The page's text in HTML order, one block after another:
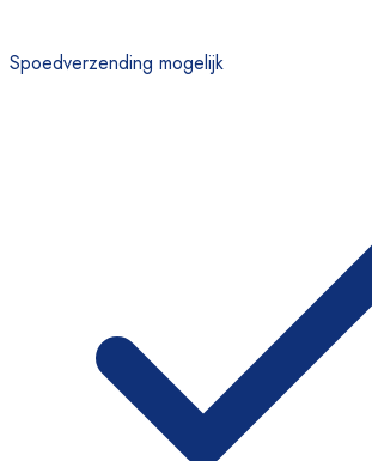
Spoedverzending mogelijk